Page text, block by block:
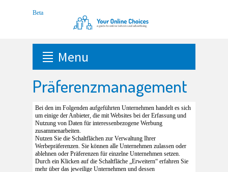
Menu
Präferenzmanagement
Bei den im Folgenden aufgeführten Unternehmen handelt es sich
um einige der Anbieter, die mit Websites bei der Erfassung und
Nutzung von Daten für interessenbezogene Werbung
zusammenarbeiten.
Nutzen Sie die Schaltflächen zur Verwaltung Ihrer
Werbepräferenzen. Sie können alle Unternehmen zulassen oder
ablehnen oder Präferenzen für einzelne Unternehmen setzen.
Durch ein Klicken auf die Schaltfläche „Erweitern“ erfahren Sie
mehr über das jeweilige Unternehmen und dessen